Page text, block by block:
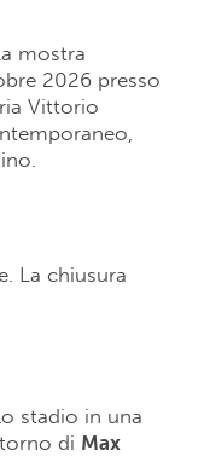
mostra
2026 presso
Vittorio
La chiusura
stadio in una
di Max